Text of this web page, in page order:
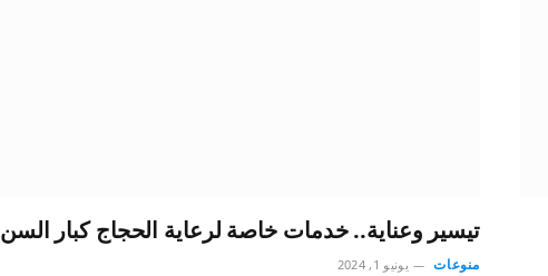
تيسير وعناية.. خدمات خاصة لرعاية الحجاج كبار السن
منوعات يونيو 1, 2024